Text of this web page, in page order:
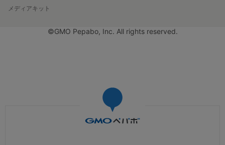
メディアキット
©GMO Pepabo, Inc. All rights reserved.